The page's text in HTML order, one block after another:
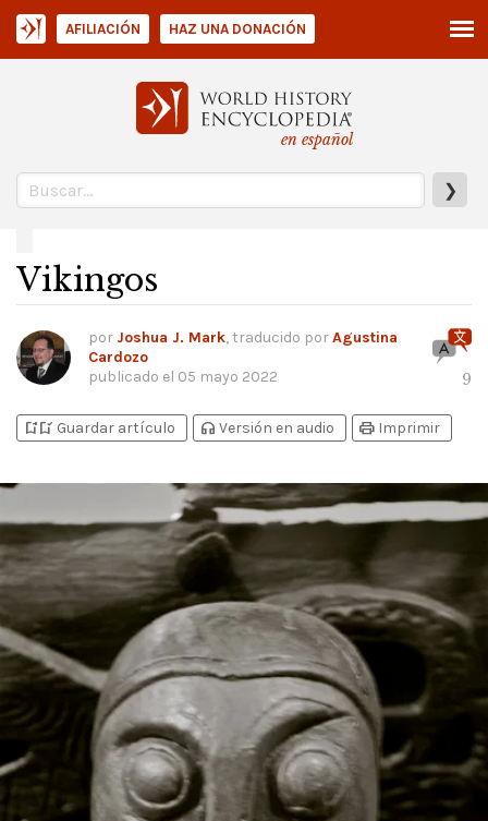
en español
❯
AFILIACIÓN HAZ UNA DONACIÓN
Vikingos
por Joshua J. Mark, traducido porAgustina
Cardozo
publicado el 05 mayo 2022 9
bookmark_addbookmark_added Guardar artículo headphones Versión en audio print Imprimir